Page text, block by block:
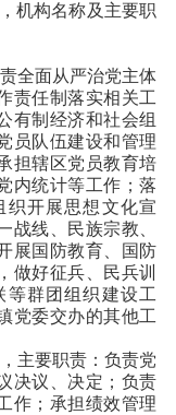
机构名称及主要职
全面从严治党主体
责任制落实相关工
有制经济和社会组
员队伍建设和管理
担辖区党员教育培
内统计等工作；落
织开展思想文化宣
战线、民族宗教、
展国防教育、国防
做好征兵、民兵训
群团组织建设工
党委交办的其他工
主要职责：负责党
决议、决定；负责
作；承担绩效管理